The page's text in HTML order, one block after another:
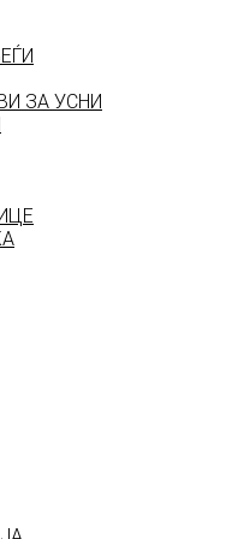
ЗА УСНИ